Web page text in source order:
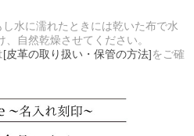
水に濡れたときには乾いた布で水
自然乾燥させてください。
[皮革の取り扱い・保管の方法]をご確